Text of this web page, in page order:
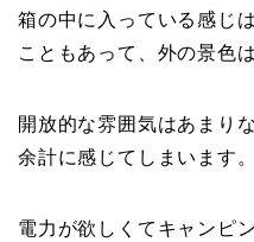
箱の中に入っている感じ
こともあって、外の景色
開放的な雰囲気はあまり
余計に感じてしまいます。
電力が欲しくてキャンピ